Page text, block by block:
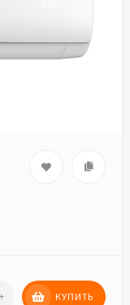
+ КУПИТЬ